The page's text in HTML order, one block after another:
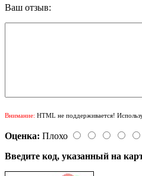
Ваш отзыв:
Внимание: HTML не поддерживается!
Оценка: Плохо
Введите код, указанный на